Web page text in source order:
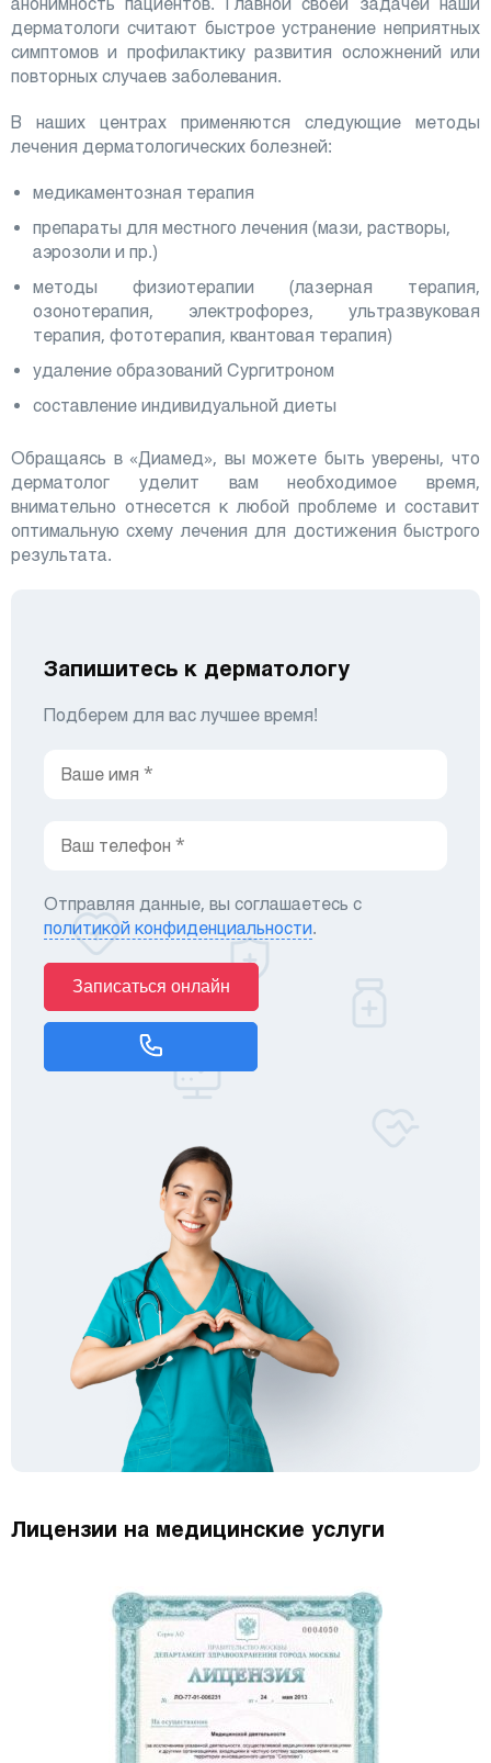
дерматологи считают быстрое устранение неприятных
симптомов и профилактику развития осложнений или
повторных случаев заболевания.
В наших центрах применяются следующие методы
лечения дерматологических болезней:
медикаментозная терапия
препараты для местного лечения (мази, растворы,
аэрозоли и пр.)
методы физиотерапии (лазерная терапия,
озонотерапия, электрофорез, ультразвуковая
терапия, фототерапия, квантовая терапия)
удаление образований Сургитроном
составление индивидуальной диеты
Обращаясь в «Диамед», вы можете быть уверены, что
дерматолог уделит вам необходимое время,
внимательно отнесется к любой проблеме и составит
оптимальную схему лечения для достижения быстрого
результата.
Запишитесь к дерматологу
Подберем для вас лучшее время!
Отправляя данные, вы соглашаетесь с
политикой конфиденциальности.
Записаться онлайн
Лицензии на медицинские услуги